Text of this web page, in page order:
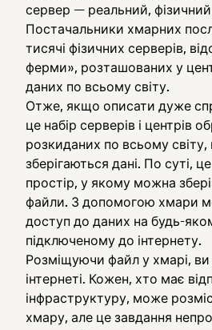
сервер — реальний,
Постачальники хмарних
тисячі фізичних серверів,
ферми», розташованих у
даних по всьому світу.
Отже, якщо описати дуже
це набір серверів і центрів
розкиданих по всьому світу,
зберігаються дані. По суті,
простір, у якому можна
файли. З допомогою хмари
доступ до даних на будь-
підключеному до інтернету.
Розміщуючи файл у хмарі, ви
інтернеті. Кожен, хто має
інфраструктуру, може
хмару, але це завдання